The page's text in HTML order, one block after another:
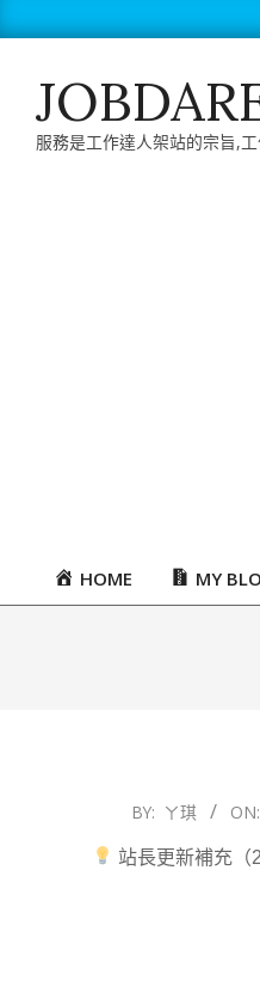
to
服務是工作達人架站的宗旨,
PrimaryHOME MY
BY: ㄚ琪 ON:
站長更新補充（